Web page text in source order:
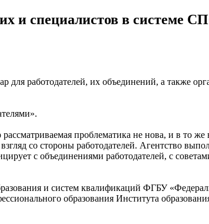
и специалистов в системе
для работодателей, их объединений, а также
проблематика не нова, и в то же
со стороны работодателей. Агентство
с объединениями работодателей, с
и систем квалификаций ФГБУ
образования Института